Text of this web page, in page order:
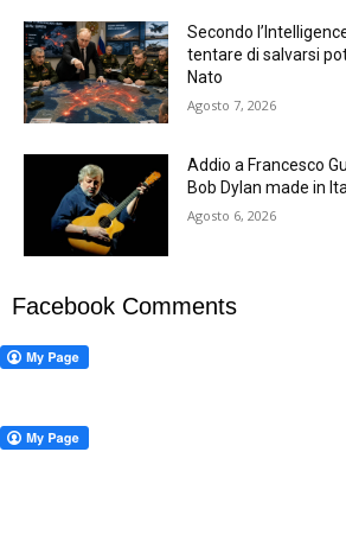
Secondo
tentare di salvarsi
Nato
Agosto 7, 2026
Addio a Francesco
Bob Dylan made in
Agosto 6, 2026
Facebook Comments